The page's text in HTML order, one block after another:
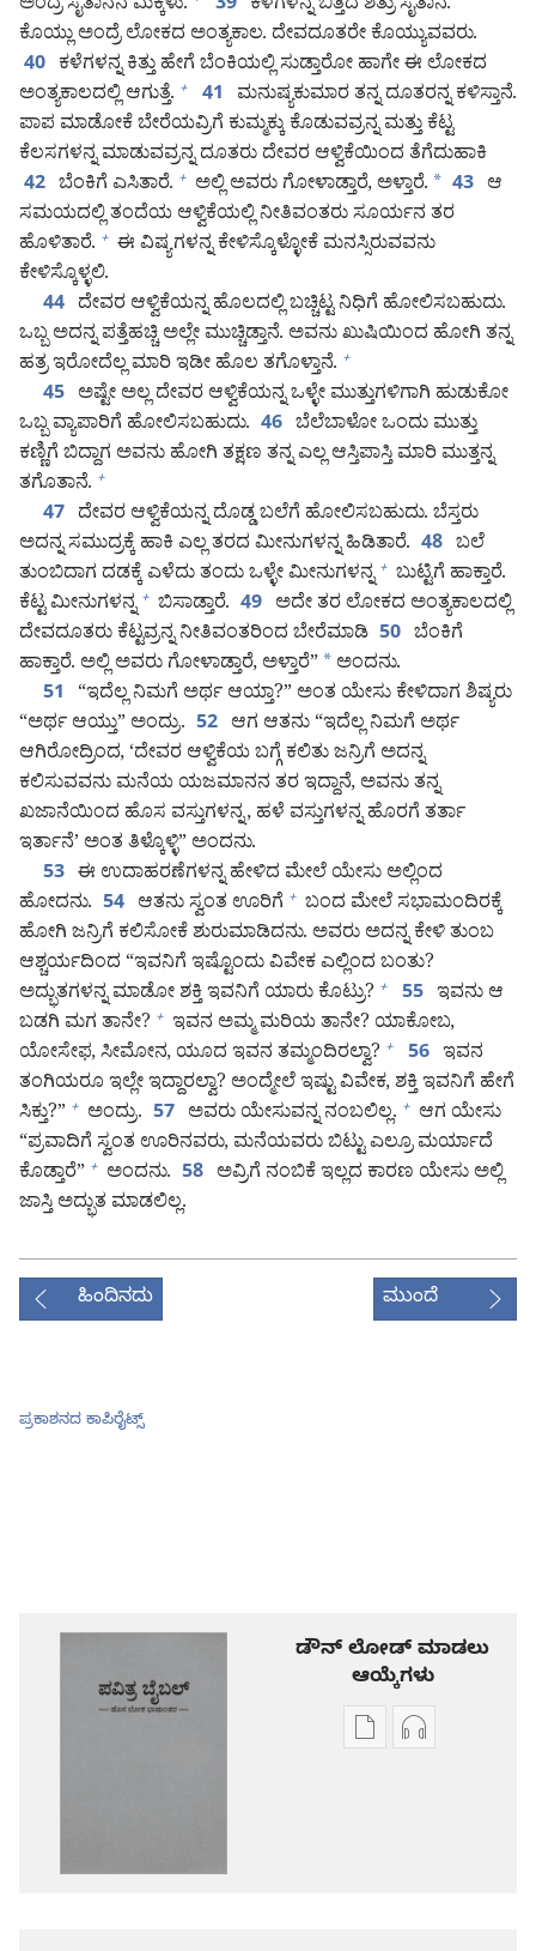
ಅಂದ್ರೆ ಸೈತಾನನ ಮಕ್ಕಳು. 39 ಕಳೆಗಳನ್ನ ಬಿತ್ತಿದ ಶತ್ರು ಸೈತಾನ.
ಕೊಯ್ಲು ಅಂದ್ರೆ ಲೋಕದ ಅಂತ್ಯಕಾಲ. ದೇವದೂತರೇ ಕೊಯ್ಯುವವರು.
40 ಕಳೆಗಳನ್ನ ಕಿತ್ತು ಹೇಗೆ ಬೆಂಕಿಯಲ್ಲಿ ಸುಡ್ತಾರೋ ಹಾಗೇ ಈ ಲೋಕದ
ಅಂತ್ಯಕಾಲದಲ್ಲಿ ಆಗುತ್ತೆ. + 41
ಮನುಷ್ಯಕುಮಾರ ತನ್ನ ದೂತರನ್ನ ಕಳಿಸ್ತಾನೆ.
ಪಾಪ ಮಾಡೋಕೆ ಬೇರೆಯವ್ರಿಗೆ ಕುಮ್ಮಕ್ಕು ಕೊಡುವವ್ರನ್ನ ಮತ್ತು ಕೆಟ್ಟ
ಕೆಲಸಗಳನ್ನ ಮಾಡುವವ್ರನ್ನ ದೂತರು ದೇವರ ಆಳ್ವಿಕೆಯಿಂದ ತೆಗೆದುಹಾಕಿ
42 ಬೆಂಕಿಗೆ ಎಸಿತಾರೆ. + ಅಲ್ಲಿ ಅವರು ಗೋಳಾಡ್ತಾರೆ, ಅಳ್ತಾರೆ. * 43 ಆ
ಸಮಯದಲ್ಲಿ ತಂದೆಯ ಆಳ್ವಿಕೆಯಲ್ಲಿ ನೀತಿವಂತರು ಸೂರ್ಯನ ತರ
ಹೊಳಿತಾರೆ. + ಈ ವಿಷ್ಯಗಳನ್ನ ಕೇಳಿಸ್ಕೊಳ್ಳೋಕೆ ಮನಸ್ಸಿರುವವನು
ಕೇಳಿಸ್ಕೊಳ್ಳಲಿ.
44 ದೇವರ ಆಳ್ವಿಕೆಯನ್ನ ಹೊಲದಲ್ಲಿ ಬಚ್ಚಿಟ್ಟ ನಿಧಿಗೆ ಹೋಲಿಸಬಹುದು.
ಒಬ್ಬ ಅದನ್ನ ಪತ್ತೆಹಚ್ಚಿ ಅಲ್ಲೇ ಮುಚ್ಚಿಡ್ತಾನೆ. ಅವನು ಖುಷಿಯಿಂದ ಹೋಗಿ ತನ್ನ
ಹತ್ರ ಇರೋದೆಲ್ಲ ಮಾರಿ ಇಡೀ ಹೊಲ ತಗೊಳ್ತಾನೆ. +
45 ಅಷ್ಟೇ ಅಲ್ಲ ದೇವರ ಆಳ್ವಿಕೆಯನ್ನ ಒಳ್ಳೇ ಮುತ್ತುಗಳಿಗಾಗಿ ಹುಡುಕೋ
ಒಬ್ಬ ವ್ಯಾಪಾರಿಗೆ ಹೋಲಿಸಬಹುದು. 46 ಬೆಲೆಬಾಳೋ ಒಂದು ಮುತ್ತು
ಕಣ್ಣಿಗೆ ಬಿದ್ದಾಗ ಅವನು ಹೋಗಿ ತಕ್ಷಣ ತನ್ನ ಎಲ್ಲ ಆಸ್ತಿಪಾಸ್ತಿ ಮಾರಿ ಮುತ್ತನ್ನ
ತಗೊತಾನೆ. +
47 ದೇವರ ಆಳ್ವಿಕೆಯನ್ನ ದೊಡ್ಡ ಬಲೆಗೆ ಹೋಲಿಸಬಹುದು. ಬೆಸ್ತರು
ಅದನ್ನ ಸಮುದ್ರಕ್ಕೆ ಹಾಕಿ ಎಲ್ಲ ತರದ ಮೀನುಗಳನ್ನ ಹಿಡಿತಾರೆ. 48 ಬಲೆ
ತುಂಬಿದಾಗ ದಡಕ್ಕೆ ಎಳೆದು ತಂದು ಒಳ್ಳೇ ಮೀನುಗಳನ್ನ + ಬುಟ್ಟಿಗೆ ಹಾಕ್ತಾರೆ.
ಕೆಟ್ಟ ಮೀನುಗಳನ್ನ + ಬಿಸಾಡ್ತಾರೆ. 49 ಅದೇ ತರ ಲೋಕದ ಅಂತ್ಯಕಾಲದಲ್ಲಿ
ದೇವದೂತರು ಕೆಟ್ಟವ್ರನ್ನ ನೀತಿವಂತರಿಂದ ಬೇರೆಮಾಡಿ 50 ಬೆಂಕಿಗೆ
ಹಾಕ್ತಾರೆ. ಅಲ್ಲಿ ಅವರು ಗೋಳಾಡ್ತಾರೆ, ಅಳ್ತಾರೆ” * ಅಂದನು.
51
“ಇದೆಲ್ಲ ನಿಮಗೆ ಅರ್ಥ ಆಯ್ತಾ?” ಅಂತ ಯೇಸು ಕೇಳಿದಾಗ ಶಿಷ್ಯರು
“ಅರ್ಥ ಆಯ್ತು” ಅಂದ್ರು. 52 ಆಗ ಆತನು “ಇದೆಲ್ಲ ನಿಮಗೆ ಅರ್ಥ
ಆಗಿರೋದ್ರಿಂದ, ‘ದೇವರ ಆಳ್ವಿಕೆಯ ಬಗ್ಗೆ ಕಲಿತು ಜನ್ರಿಗೆ ಅದನ್ನ
ಕಲಿಸುವವನು ಮನೆಯ ಯಜಮಾನನ ತರ ಇದ್ದಾನೆ, ಅವನು ತನ್ನ
ಖಜಾನೆಯಿಂದ ಹೊಸ ವಸ್ತುಗಳನ್ನ, ಹಳೆ ವಸ್ತುಗಳನ್ನ ಹೊರಗೆ ತರ್ತಾ
ಇರ್ತಾನೆ’ ಅಂತ ತಿಳ್ಕೊಳ್ಳಿ” ಅಂದನು.
53 ಈ ಉದಾಹರಣೆಗಳನ್ನ ಹೇಳಿದ ಮೇಲೆ ಯೇಸು ಅಲ್ಲಿಂದ
ಹೋದನು. 54 ಆತನು ಸ್ವಂತ ಊರಿಗೆ + ಬಂದ ಮೇಲೆ ಸಭಾಮಂದಿರಕ್ಕೆ
ಹೋಗಿ ಜನ್ರಿಗೆ ಕಲಿಸೋಕೆ ಶುರುಮಾಡಿದನು. ಅವರು ಅದನ್ನ ಕೇಳಿ ತುಂಬ
ಆಶ್ಚರ್ಯದಿಂದ “ಇವನಿಗೆ ಇಷ್ಟೊಂದು ವಿವೇಕ ಎಲ್ಲಿಂದ ಬಂತು?
ಅದ್ಭುತಗಳನ್ನ ಮಾಡೋ ಶಕ್ತಿ ಇವನಿಗೆ ಯಾರು ಕೊಟ್ರು? + 55 ಇವನು ಆ
ಬಡಗಿ ಮಗ ತಾನೇ? + ಇವನ ಅಮ್ಮ ಮರಿಯ ತಾನೇ? ಯಾಕೋಬ,
ಯೋಸೇಫ, ಸೀಮೋನ, ಯೂದ ಇವನ ತಮ್ಮಂದಿರಲ್ವಾ? + 56 ಇವನ
ತಂಗಿಯರೂ ಇಲ್ಲೇ ಇದ್ದಾರಲ್ವಾ? ಅಂದ್ಮೇಲೆ ಇಷ್ಟು ವಿವೇಕ, ಶಕ್ತಿ ಇವನಿಗೆ ಹೇಗೆ
ಸಿಕ್ತು?” + ಅಂದ್ರು. 57 ಅವರು ಯೇಸುವನ್ನ ನಂಬಲಿಲ್ಲ. + ಆಗ ಯೇಸು
“ಪ್ರವಾದಿಗೆ ಸ್ವಂತ ಊರಿನವರು, ಮನೆಯವರು ಬಿಟ್ಟು ಎಲ್ರೂ ಮರ್ಯಾದೆ
ಕೊಡ್ತಾರೆ” + ಅಂದನು. 58 ಅವ್ರಿಗೆ ನಂಬಿಕೆ ಇಲ್ಲದ ಕಾರಣ ಯೇಸು ಅಲ್ಲಿ
ಜಾಸ್ತಿ ಅದ್ಭುತ ಮಾಡಲಿಲ್ಲ.
ಹಿಂದಿನದು ಮುಂದೆ
ಪ್ರಕಾಶನದ ಕಾಪಿರೈಟ್ಸ್‌
ಡೌನ್ ಲೋಡ್ ಮಾಡಲು
ಆಯ್ಕೆಗಳು
ಪ್ರಕಾಶನಆಡಿಯೋ